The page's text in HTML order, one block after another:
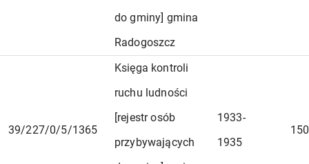
do gminy] gmina
Radogoszcz
39/227/0/5/1365
Księga kontroli
ruchu ludności
[rejestr osób
przybywających
1933-
1935
150